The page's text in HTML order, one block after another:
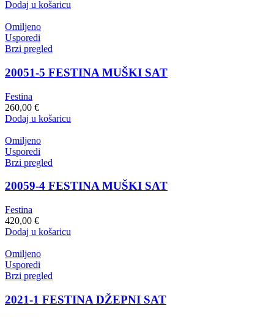
Dodaj u košaricu
Omiljeno
Usporedi
Brzi pregled
20051-5 FESTINA MUŠKI SAT
Festina
260,00 €
Dodaj u košaricu
Omiljeno
Usporedi
Brzi pregled
20059-4 FESTINA MUŠKI SAT
Festina
420,00 €
Dodaj u košaricu
Omiljeno
Usporedi
Brzi pregled
2021-1 FESTINA DŽEPNI SAT